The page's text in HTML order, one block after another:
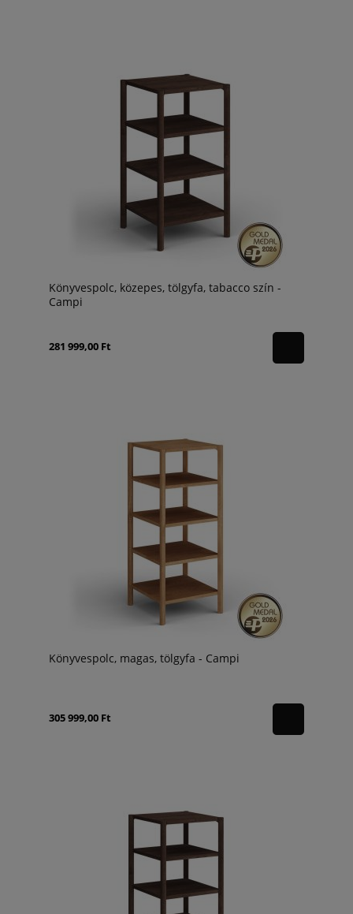
Könyvespolc, közepes, tölgyfa, tabacco szín -
Campi
281 999,00 Ft
Könyvespolc, magas, tölgyfa - Campi
305 999,00 Ft